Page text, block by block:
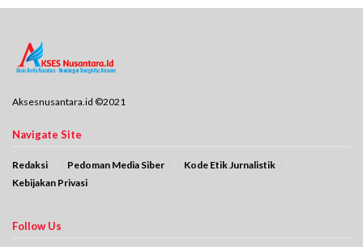
Aksesnusantara.id ©2021
Navigate Site
Redaksi Pedoman Media Siber
Kode Etik Jurnalistik
Kebijakan Privasi
Follow Us